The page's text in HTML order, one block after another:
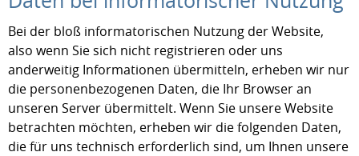
Bei der bloß informatorischen Nutzung der Website,
also wenn Sie sich nicht registrieren oder uns
anderweitig Informationen übermitteln, erheben wir nur
die personenbezogenen Daten, die Ihr Browser an
unseren Server übermittelt. Wenn Sie unsere Website
betrachten möchten, erheben wir die folgenden Daten,
die für uns technisch erforderlich sind, um Ihnen unsere